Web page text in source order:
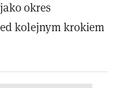
okres
kolejnym krokiem